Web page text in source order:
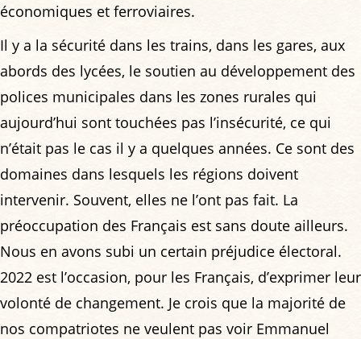
économiques et ferroviaires.
Il y a la sécurité dans les trains, dans les gares, aux
abords des lycées, le soutien au développement des
polices municipales dans les zones rurales qui
aujourd’hui sont touchées pas l’insécurité, ce qui
n’était pas le cas il y a quelques années. Ce sont des
domaines dans lesquels les régions doivent
intervenir. Souvent, elles ne l’ont pas fait. La
préoccupation des Français est sans doute ailleurs.
Nous en avons subi un certain préjudice électoral.
2022 est l’occasion, pour les Français, d’exprimer leur
volonté de changement. Je crois que la majorité de
nos compatriotes ne veulent pas voir Emmanuel